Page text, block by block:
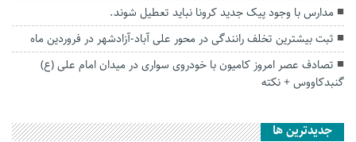
مدارس با وجود پیک جدید کرونا نباید تعطیل شوند.
ثبت بیشترین تخلف رانندگی در محور علی آباد-آزادشهر در فروردین ماه
تصادف عصر امروز کامیون با خودروی سواری در میدان امام علی (ع)
گنبدکاووس + نکته
جديدترين ها